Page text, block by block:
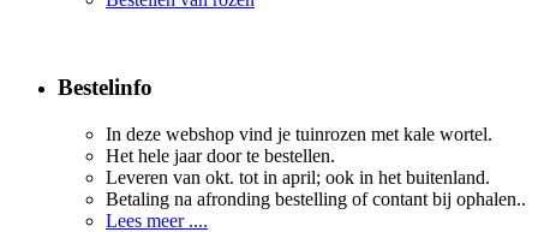
Bestelinfo
In deze webshop vind je tuinrozen met kale wortel.
Het hele jaar door te bestellen.
Leveren van okt. tot in april; ook in het buitenland.
Betaling na afronding bestelling of contant bij ophalen..
Lees meer ....